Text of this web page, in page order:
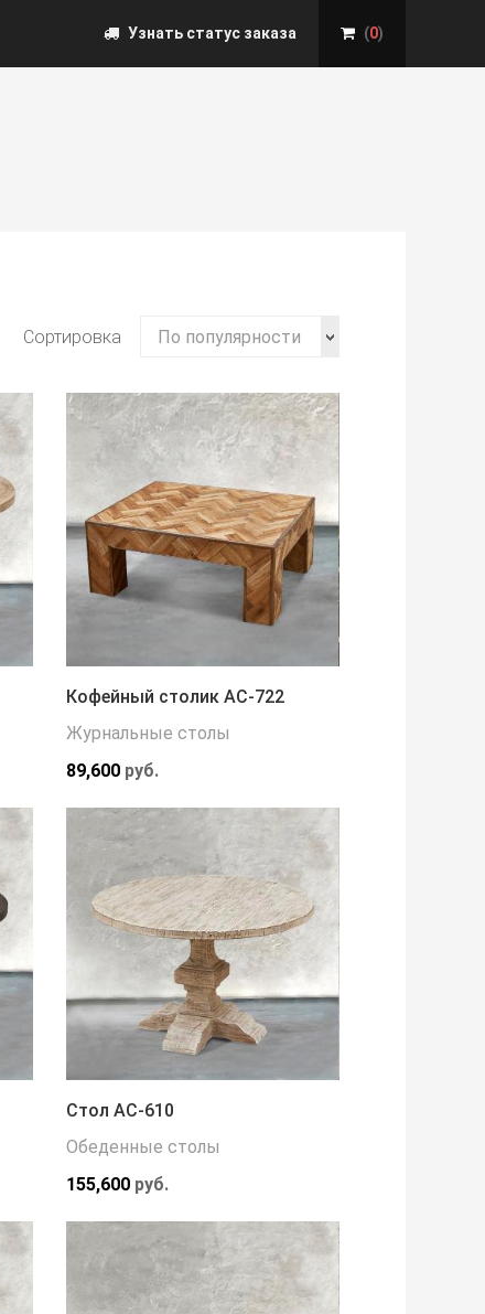
Узнать статус заказа (0)
Сортировка По популярности
Кофейный столик АС-722
Журнальные столы
89,600 руб.
Стол АС-610
Обеденные столы
155,600 руб.